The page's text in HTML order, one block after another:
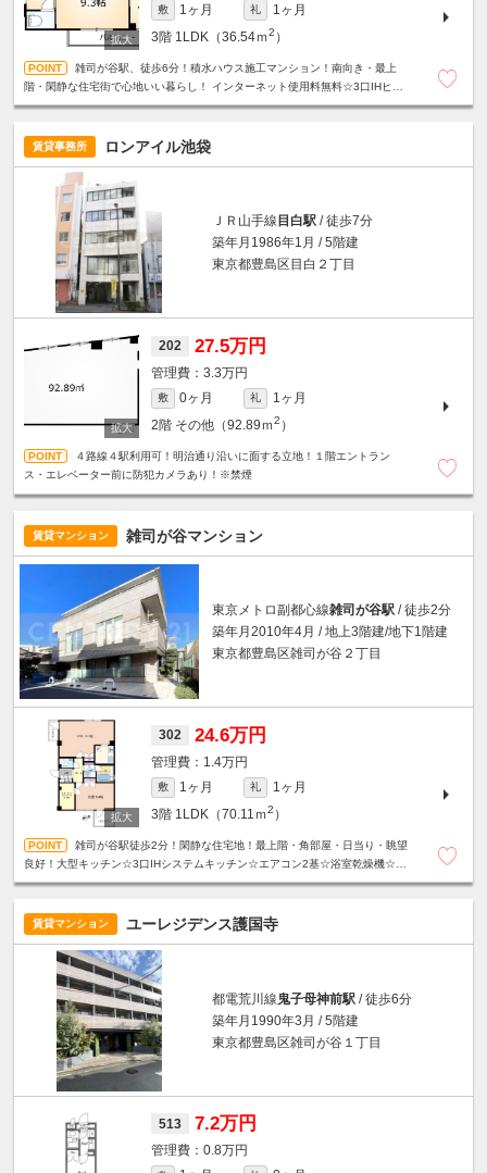
敷 1ヶ月 礼
1ヶ月
3階 1LDK（36.54ｍ2 ）
雑司が谷駅、徒歩6分！積水ハウス施工マンション！南向き・最上
階・閑静な住宅街で心地いい暮らし！ インターネット使用料無料☆3口IHヒー
賃貸事務所 ロンアイル池袋
ＪＲ山手線 目白駅 / 徒歩7分
築年月1986年1月 / 5階建
東京都豊島区目白２丁目
202 27.5万円
3.3万円
敷 0ヶ月 礼
1ヶ月
2階 その他（92.89ｍ2 ）
４路線４駅利用可！明治通り沿いに面する立地！１階エントラン
ス・エレベーター前に防犯カメラあり！※禁煙
賃貸マンション 雑司が谷マンション
東京メトロ副都心線雑司が谷駅 / 徒歩2分
築年月2010年4月 / 地上3階建/地下1階建
東京都豊島区雑司が谷２丁目
302 24.6万円
1.4万円
敷 1ヶ月 礼
1ヶ月
3階 1LDK（70.11ｍ2 ）
雑司が谷駅徒歩2分！閑静な住宅地！最上階・角部屋・日当り・眺望
良好！大型キッチン☆3口IHシステムキッチン☆エアコン2基☆浴室乾燥機☆温
賃貸マンション ユーレジデンス護国寺
都電荒川線 鬼子母神前駅 / 徒歩6分
築年月1990年3月 / 5階建
東京都豊島区雑司が谷１丁目
513 7.2万円
0.8万円